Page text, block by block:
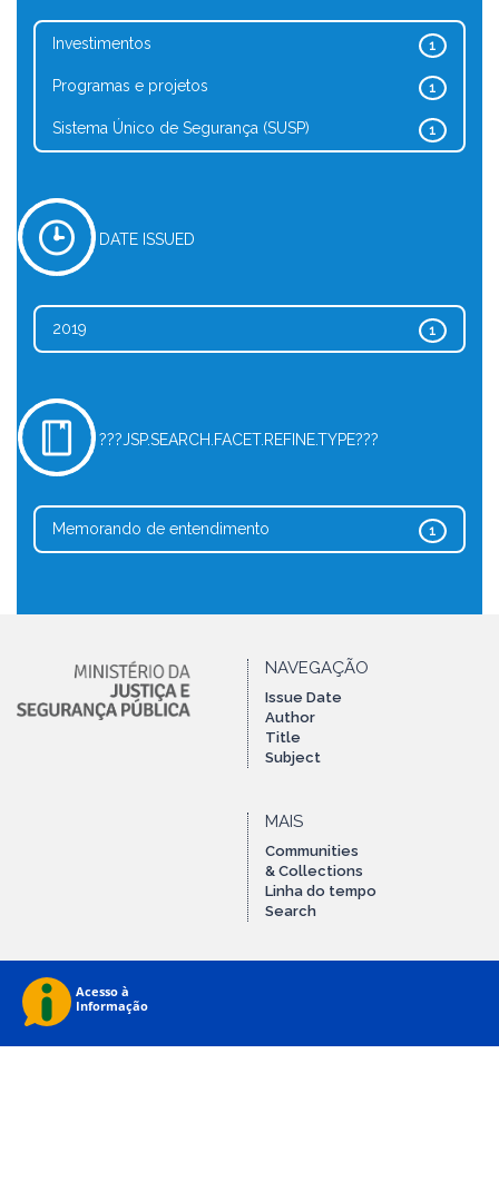
1
Investimentos
1
Programas e projetos
1
Sistema Único de Segurança (SUSP)
DATE ISSUED
1
2019
???JSP.SEARCH.FACET.REFINE.TYPE???
1
Memorando de entendimento
NAVEGAÇÃO
Issue Date
Author
Title
Subject
MAIS
Communities
& Collections
Linha do tempo
Search